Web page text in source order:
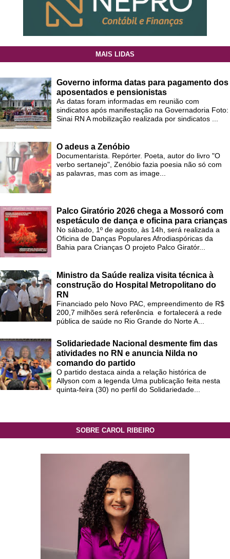
MAIS LIDAS
Governo informa datas para pagamento dos
aposentados e pensionistas
As datas foram informadas em reunião com
sindicatos após manifestação na Governadoria Foto:
Sinai RN A mobilização realizada por sindicatos ...
O adeus a Zenóbio
Documentarista. Repórter. Poeta, autor do livro "O
verbo sertanejo", Zenóbio fazia poesia não só com
as palavras, mas com as image...
Palco Giratório 2026 chega a Mossoró com
espetáculo de dança e oficina para crianças
No sábado, 1º de agosto, às 14h, será realizada a
Oficina de Danças Populares Afrodiaspóricas da
Bahia para Crianças O projeto Palco Giratór...
Ministro da Saúde realiza visita técnica à
construção do Hospital Metropolitano do
RN
Financiado pelo Novo PAC, empreendimento de R$
200,7 milhões será referência e fortalecerá a rede
pública de saúde no Rio Grande do Norte A...
Solidariedade Nacional desmente fim das
atividades no RN e anuncia Nilda no
comando do partido
O partido destaca ainda a relação histórica de
Allyson com a legenda Uma publicação feita nesta
quinta-feira (30) no perfil do Solidariedade...
SOBRE CAROL RIBEIRO